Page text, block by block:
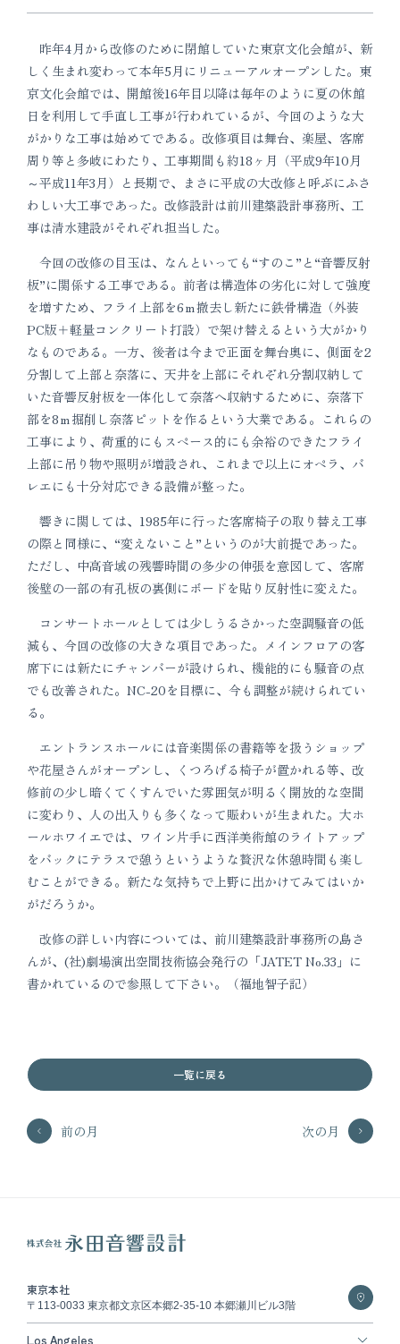
昨年4月から改修のために閉館していた東京文化会館が、新
しく生まれ変わって本年5月にリニューアルオープンした。東
京文化会館では、開館後16年目以降は毎年のように夏の休館
日を利用して手直し工事が行われているが、今回のような大
がかりな工事は始めてである。改修項目は舞台、楽屋、客席
周り等と多岐にわたり、工事期間も約18ヶ月（平成9年10月
～平成11年3月）と長期で、まさに平成の大改修と呼ぶにふさ
わしい大工事であった。改修設計は前川建築設計事務所、工
事は清水建設がそれぞれ担当した。
今回の改修の目玉は、なんといっても“すのこ”と“音響反射
板”に関係する工事である。前者は構造体の劣化に対して強度
を増すため、フライ上部を6ｍ撤去し新たに鉄骨構造（外装
PC版＋軽量コンクリート打設）で架け替えるという大がかり
なものである。一方、後者は今まで正面を舞台奥に、側面を2
分割して上部と奈落に、天井を上部にそれぞれ分割収納して
いた音響反射板を一体化して奈落へ収納するために、奈落下
部を8ｍ掘削し奈落ピットを作るという大業である。これらの
工事により、荷重的にもスペース的にも余裕のできたフライ
上部に吊り物や照明が増設され、これまで以上にオペラ、バ
レエにも十分対応できる設備が整った。
響きに関しては、1985年に行った客席椅子の取り替え工事
の際と同様に、“変えないこと”というのが大前提であった。
ただし、中高音域の残響時間の多少の伸張を意図して、客席
後壁の一部の有孔板の裏側にボードを貼り反射性に変えた。
コンサートホールとしては少しうるさかった空調騒音の低
減も、今回の改修の大きな項目であった。メインフロアの客
席下には新たにチャンバーが設けられ、機能的にも騒音の点
でも改善された。NC-20を目標に、今も調整が続けられてい
る。
エントランスホールには音楽関係の書籍等を扱うショップ
や花屋さんがオープンし、くつろげる椅子が置かれる等、改
修前の少し暗くてくすんでいた雰囲気が明るく開放的な空間
に変わり、人の出入りも多くなって賑わいが生まれた。大ホ
ールホワイエでは、ワイン片手に西洋美術館のライトアップ
をバックにテラスで憩うというような贅沢な休憩時間も楽し
むことができる。新たな気持ちで上野に出かけてみてはいか
がだろうか。
改修の詳しい内容については、前川建築設計事務所の島さ
んが、(社)劇場演出空間技術協会発行の「JATET No.33」に
書かれているので参照して下さい。（福地智子記）
前の月
一覧に戻る
次の月
東京本社
〒113-0033 東京都文京区本郷2-35-10 本郷瀬川ビル3階
Los Angeles